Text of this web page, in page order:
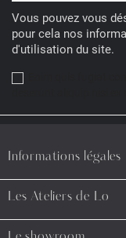
Vous pouvez vous
pour cela nos
d'utilisation du site.
Informations légales
Les Ateliers de Lo